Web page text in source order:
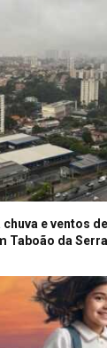
e ventos
Taboão da